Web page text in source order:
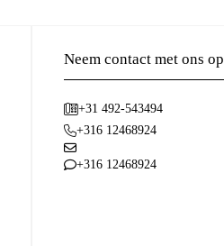
Neem contact met ons op
+31 492-543494
+316 12468924
+316 12468924